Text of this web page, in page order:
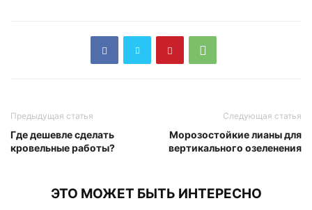
Предыдущая статья
Где дешевле сделать
кровельные работы?
Следующая статья
Морозостойкие лианы для
вертикального озеленения
ЭТО МОЖЕТ БЫТЬ ИНТЕРЕСНО